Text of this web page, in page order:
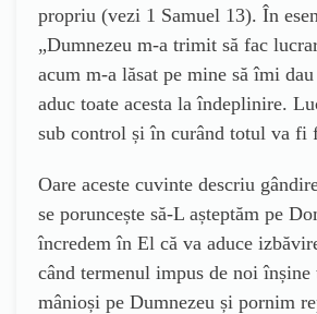
propriu (vezi 1 Samuel 13). În
„Dumnezeu m-a trimit să fac
acum m-a lăsat pe mine să îmi dau
aduc toate acesta la îndeplinire.
sub control și în curând totul va fi
Oare aceste cuvinte descriu
se poruncește să-L așteptăm pe
încredem în El că va aduce
când termenul impus de noi înșine
mânioși pe Dumnezeu și pornim